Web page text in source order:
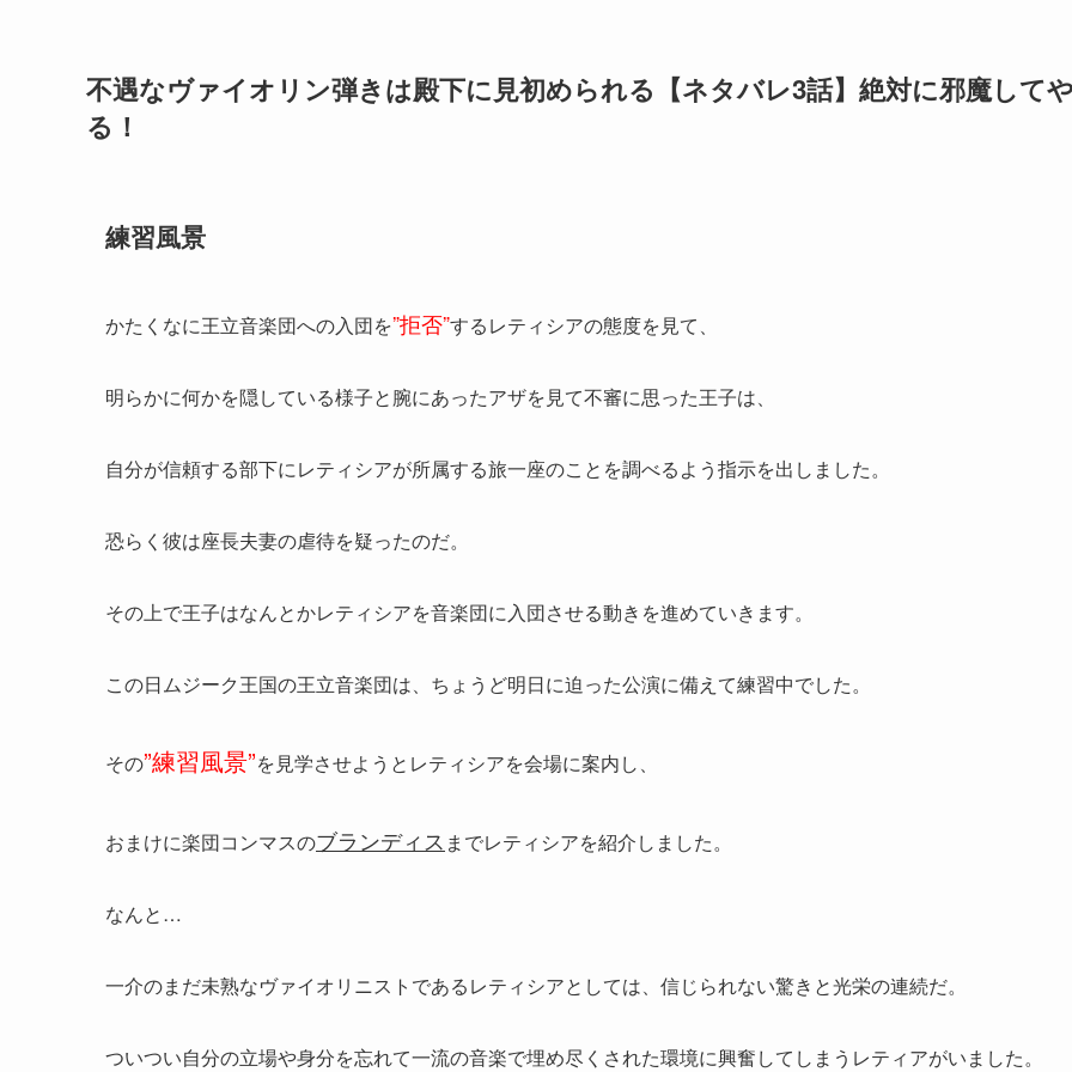
不遇なヴァイオリン弾きは殿下に見初められる【ネタバレ3話】絶対に邪魔して
る！
練習風景
かたくなに王立音楽団への入団を”拒否”するレティシアの態度を見て、
明らかに何かを隠している様子と腕にあったアザを見て不審に思った王子は、
自分が信頼する部下にレティシアが所属する旅一座のことを調べるよう指示を出しました。
恐らく彼は座長夫妻の虐待を疑ったのだ。
その上で王子はなんとかレティシアを音楽団に入団させる動きを進めていきます。
この日ムジーク王国の王立音楽団は、ちょうど明日に迫った公演に備えて練習中でした。
その”練習風景”を見学させようとレティシアを会場に案内し、
おまけに楽団コンマスのブランディス までレティシアを紹介しました。
なんと…
一介のまだ未熟なヴァイオリニストであるレティシアとしては、信じられない驚きと光栄の連続だ。
ついつい自分の立場や身分を忘れて一流の音楽で埋め尽くされた環境に興奮してしまうレティアがいました。